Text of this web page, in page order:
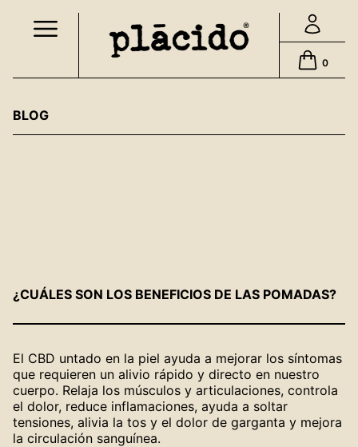
content
0
BLOG
¿CUÁLES SON LOS BENEFICIOS DE LAS POMADAS?
El CBD untado en la piel ayuda a mejorar los síntomas
que requieren un alivio rápido y directo en nuestro
cuerpo. Relaja los músculos y articulaciones, controla
el dolor, reduce inflamaciones, ayuda a soltar
tensiones, alivia la tos y el dolor de garganta y mejora
la circulación sanguínea.